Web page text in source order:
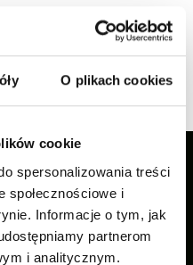
O plikach cookies
cookie
spersonalizowania treści
społecznościowe i
Informacje o tym, jak
partnerom
i analitycznym.
następna
strona